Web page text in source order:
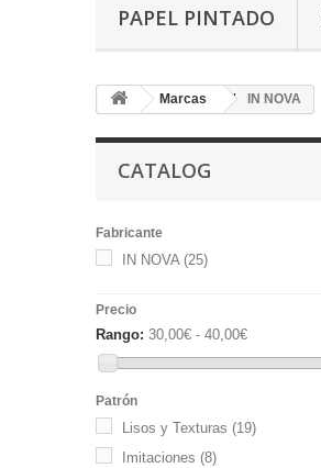
PAPEL PINTADO
Marcas IN NOVA
CATALOG
Fabricante
IN NOVA(25)
Precio
Rango: 30,00€ - 40,00€
Patrón
Lisos y Texturas (19)
Imitaciones (8)